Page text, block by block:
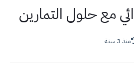
مع حلول التمارين
منذ 3 سنة